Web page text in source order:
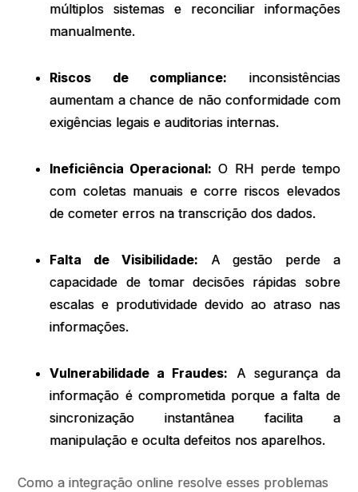
múltiplos sistemas e reconciliar informações
manualmente.
Riscos de compliance: inconsistências
aumentam a chance de não conformidade com
exigências legais e auditorias internas.
Ineficiência Operacional: O RH perde tempo
com coletas manuais e corre riscos elevados
de cometer erros na transcrição dos dados.
Falta de Visibilidade: A gestão perde a
capacidade de tomar decisões rápidas sobre
escalas e produtividade devido ao atraso nas
informações.
Vulnerabilidade a Fraudes: A segurança da
informação é comprometida porque a falta de
sincronização instantânea facilita a
manipulação e oculta defeitos nos aparelhos.
Como a integração online resolve esses problemas